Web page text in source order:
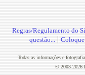
Regras/Regulamento do
questão... |
Todas as informações e
© 2003-2026